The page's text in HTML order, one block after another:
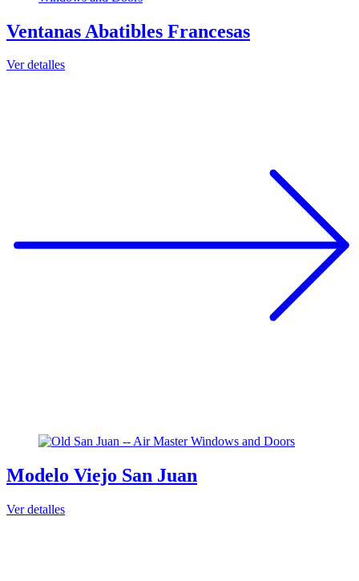
Ventanas Abatibles Francesas
Ver detalles
Modelo Viejo San Juan
Ver detalles